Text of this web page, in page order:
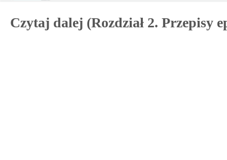
Czytaj dalej (Rozdział 2. Przepisy